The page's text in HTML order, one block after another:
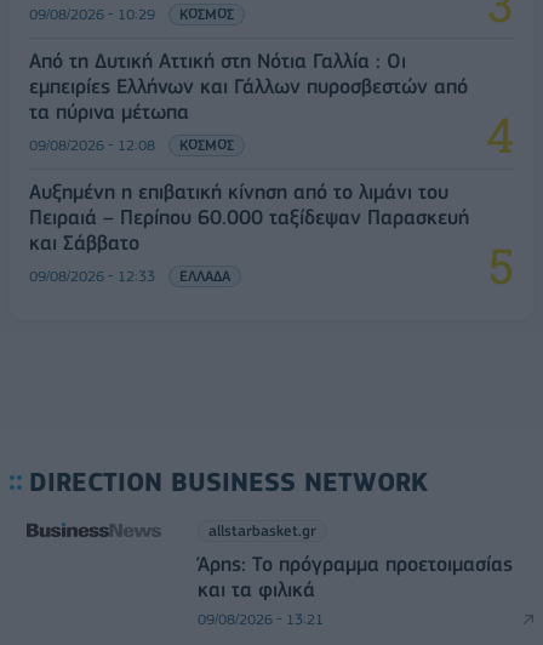
09/08/2026 - 10:29 ΚΟΣΜΟΣ
Από τη Δυτική Αττική στη Νότια Γαλλία : Οι
εμπειρίες Ελλήνων και Γάλλων πυροσβεστών από
τα πύρινα μέτωπα
09/08/2026 - 12:08 ΚΟΣΜΟΣ
Αυξημένη η επιβατική κίνηση από το λιμάνι του
Πειραιά – Περίπου 60.000 ταξίδεψαν Παρασκευή
και Σάββατο
09/08/2026 - 12:33 ΕΛΛΑΔΑ
DIRECTION BUSINESS NETWORK
allstarbasket.gr
Άρης: Το πρόγραμμα προετοιμασίας
και τα φιλικά
09/08/2026 - 13:21